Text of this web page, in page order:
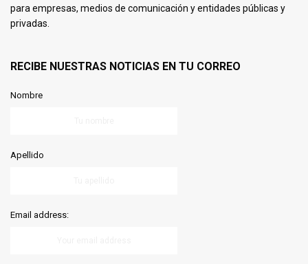
para empresas, medios de comunicación y entidades públicas y
privadas.
RECIBE NUESTRAS NOTICIAS EN TU CORREO
Nombre
Apellido
Email address: